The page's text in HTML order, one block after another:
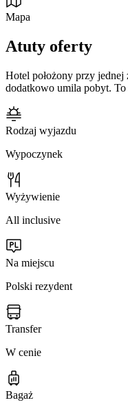
Mapa
Atuty oferty
Hotel położony przy
dodatkowo umila pobyt. To
Rodzaj wyjazdu
Wypoczynek
Wyżywienie
All inclusive
Na miejscu
Polski rezydent
Transfer
W cenie
Bagaż